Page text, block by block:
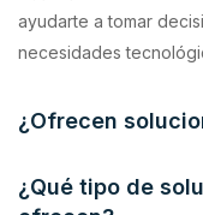
ayudarte a tomar
necesidades
¿Ofrecen
¿Qué tipo de